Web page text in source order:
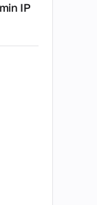
IP